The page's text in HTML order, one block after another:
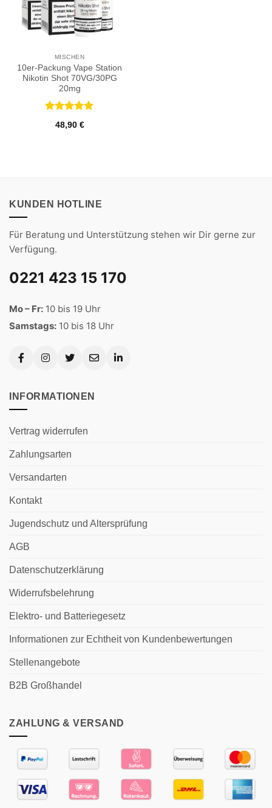
MISCHEN
10er-Packung Vape Station
Nikotin Shot 70VG/30PG
20mg
Bewertet
mit5von
48,90 €
KUNDEN HOTLINE
Für Beratung und Unterstützung stehen wir Dir gerne zur
Verfügung.
0221 423 15 170
Mo – Fr: 10 bis 19 Uhr
Samstags: 10 bis 18 Uhr
INFORMATIONEN
Vertrag widerrufen
Zahlungsarten
Versandarten
Kontakt
Jugendschutz und Altersprüfung
AGB
Datenschutzerklärung
Widerrufsbelehrung
Elektro- und Batteriegesetz
Informationen zur Echtheit von Kundenbewertungen
Stellenangebote
B2B Großhandel
ZAHLUNG & VERSAND